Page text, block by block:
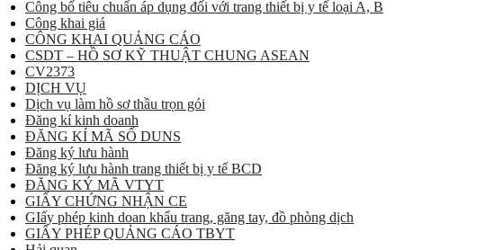
Công bố tiêu chuẩn áp dụng đối với trang thiết bị y tế loại A, B
Công khai giá
CÔNG KHAI QUẢNG CÁO
CSDT – HỒ SƠ KỸ THUẬT CHUNG ASEAN
CV2373
DỊCH VỤ
Dịch vụ làm hồ sơ thầu trọn gói
Đăng kí kinh doanh
ĐĂNG KÍ MÃ SỐ DUNS
Đăng ký lưu hành
Đăng ký lưu hành trang thiết bị y tế BCD
ĐĂNG KÝ MÃ VTYT
GIẤY CHỨNG NHẬN CE
GIấy phép kinh doan khẩu trang, găng tay, đồ phòng dịch
GIẤY PHÉP QUẢNG CÁO TBYT